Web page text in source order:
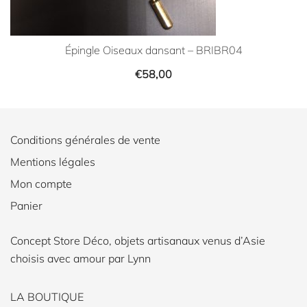
Épingle Oiseaux dansant – BRIBR04
€58,00
Conditions générales de vente
Mentions légales
Mon compte
Panier
Concept Store Déco, objets artisanaux venus d’Asie
choisis avec amour par Lynn
LA BOUTIQUE